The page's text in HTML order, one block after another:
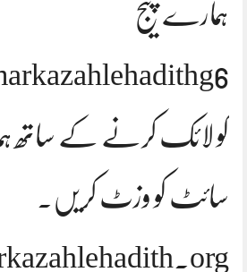
ہمارے پیج
کو لائک کرنے کے ساتھ
سائٹ کو وزٹ کریں۔